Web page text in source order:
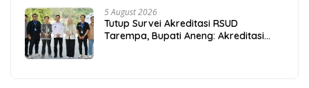
5 August 2026
Tutup Survei Akreditasi RSUD
Tarempa, Bupati Aneng: Akreditasi